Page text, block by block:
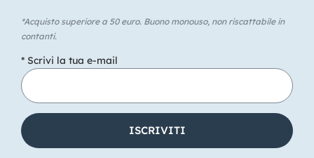
*Acquisto superiore a 50 euro. Buono monouso, non riscattabile in
contanti.
* Scrivi la tua e-mail